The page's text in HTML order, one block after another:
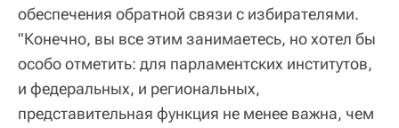
обеспечения обратной связи с избирателями.
"Конечно, вы все этим занимаетесь, но хотел бы
особо отметить: для парламентских институтов,
и федеральных, и региональных,
представительная функция не менее важна, чем